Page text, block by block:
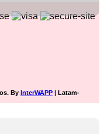
By InterWAPP | Latam-